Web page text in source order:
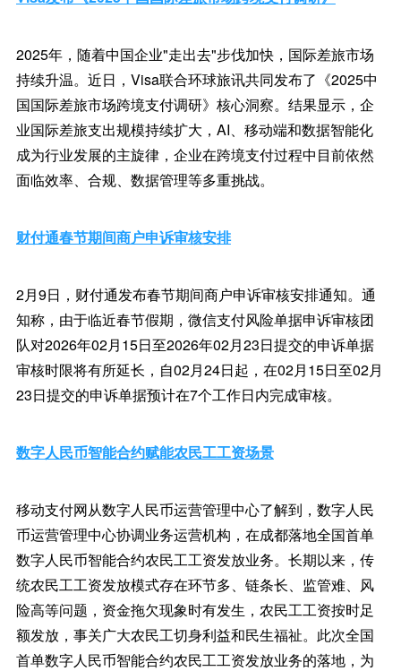
2025年，随着中国企业"走出去"步伐加快，国际差旅市场
持续升温。近日，Visa联合环球旅讯共同发布了《2025中
国国际差旅市场跨境支付调研》核心洞察。结果显示，企
业国际差旅支出规模持续扩大，AI、移动端和数据智能化
成为行业发展的主旋律，企业在跨境支付过程中目前依然
面临效率、合规、数据管理等多重挑战。
财付通春节期间商户申诉审核安排
2月9日，财付通发布春节期间商户申诉审核安排通知。通
知称，由于临近春节假期，微信支付风险单据申诉审核团
队对2026年02月15日至2026年02月23日提交的申诉单据
审核时限将有所延长，自02月24日起，在02月15日至02月
23日提交的申诉单据预计在7个工作日内完成审核。
数字人民币智能合约赋能农民工工资场景
移动支付网从数字人民币运营管理中心了解到，数字人民
币运营管理中心协调业务运营机构，在成都落地全国首单
数字人民币智能合约农民工工资发放业务。长期以来，传
统农民工工资发放模式存在环节多、链条长、监管难、风
险高等问题，资金拖欠现象时有发生，农民工工资按时足
额发放，事关广大农民工切身利益和民生福祉。此次全国
首单数字人民币智能合约农民工工资发放业务的落地，为